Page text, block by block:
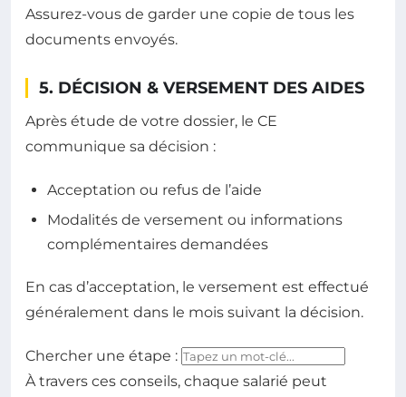
Assurez-vous de garder une copie de tous les
documents envoyés.
5. DÉCISION & VERSEMENT DES AIDES
Après étude de votre dossier, le CE
communique sa décision :
Acceptation ou refus de l’aide
Modalités de versement ou informations
complémentaires demandées
En cas d’acceptation, le versement est effectué
généralement dans le mois suivant la décision.
Chercher une étape :
Recherche parmi les étapes de la procédure
À travers ces conseils, chaque salarié peut